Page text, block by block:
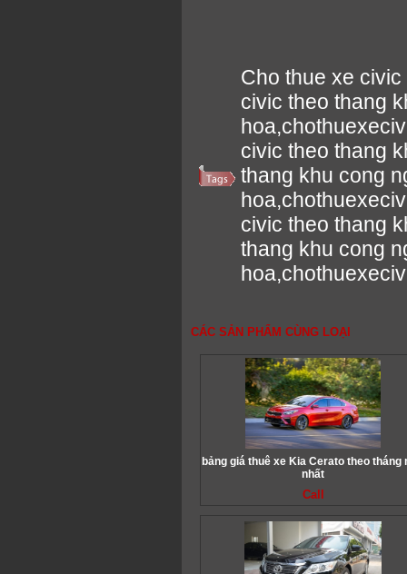
Cho thue xe
civic theo thang
civic theo thang
thang khu cong
civic theo thang
thang khu cong
CÁC SẢN PHẨM CÙNG LOẠI
bảng giá thuê xe Kia Cerato theo tháng
nhất
Call